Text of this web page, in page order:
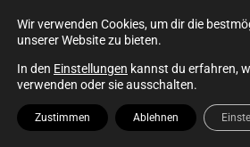
Wir verwenden Cookies, um dir die
unserer Website zu bieten.
In den Einstellungen kannst du erfahren,
verwenden oder sie ausschalten.
Zustimmen Ablehnen